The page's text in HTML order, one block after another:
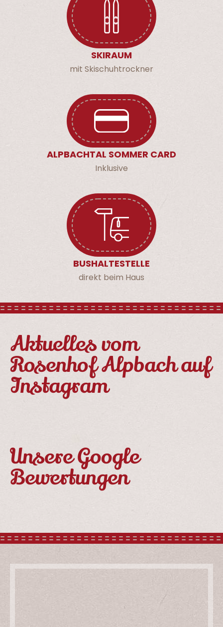
SKIRAUM
mit Skischuhtrockner
ALPBACHTAL SOMMER CARD
Inklusive
BUSHALTE­STELLE
direkt beim Haus
Aktuelles vom
Rosenhof Alpbach auf
Instagram
Unsere Google
Bewertungen